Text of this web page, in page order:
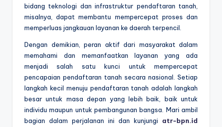
bidang teknologi dan infrastruktur pendaftaran tanah,
misalnya, dapat membantu mempercepat proses dan
memperluas jangkauan layanan ke daerah terpencil.
Dengan demikian, peran aktif dari masyarakat dalam
memahami dan memanfaatkan layanan yang ada
menjadi salah satu kunci untuk mempercepat
pencapaian pendaftaran tanah secara nasional. Setiap
langkah kecil menuju pendaftaran tanah adalah langkah
besar untuk masa depan yang lebih baik, baik untuk
individu maupun untuk pembangunan bangsa. Mari ambil
bagian dalam perjalanan ini dan kunjungi atr-bpn.id